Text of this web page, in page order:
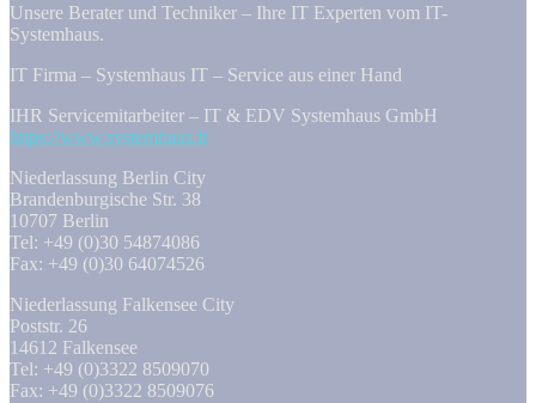
Unsere Berater und Techniker – Ihre IT Experten vom IT-
Systemhaus.
IT Firma – Systemhaus IT – Service aus einer Hand
IHR Servicemitarbeiter – IT & EDV Systemhaus GmbH
https://www.systemhaus.it
Niederlassung Berlin City
Brandenburgische Str. 38
10707 Berlin
Tel: +49 (0)30 54874086
Fax: +49 (0)30 64074526
Niederlassung Falkensee City
Poststr. 26
14612 Falkensee
Tel: +49 (0)3322 8509070
Fax: +49 (0)3322 8509076